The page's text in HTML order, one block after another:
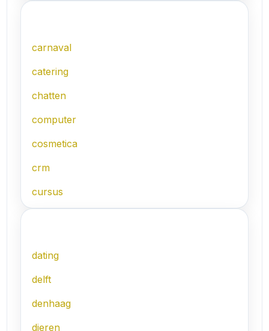
carnaval
catering
chatten
computer
cosmetica
crm
cursus
dating
delft
denhaag
dieren